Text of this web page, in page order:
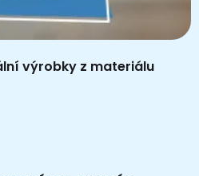
výrobky z materiálu